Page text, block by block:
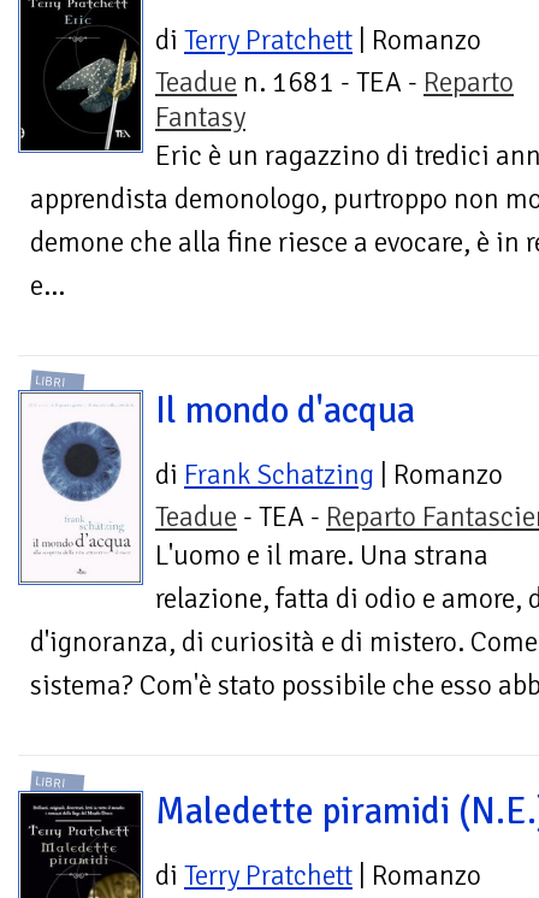
di Terry Pratchett | Romanzo
Teadue n. 1681 - TEA - Reparto
Fantasy
Eric è un ragazzino di tredici
apprendista demonologo, purtroppo non
demone che alla fine riesce a evocare, è
e...
LIBRI
Il mondo d'acqua
di Frank Schatzing | Romanzo
Teadue - TEA - Reparto
L'uomo e il mare. Una strana
relazione, fatta di odio e amore,
d'ignoranza, di curiosità e di mistero.
sistema? Com'è stato possibile che esso
LIBRI
Maledette piramidi
di Terry Pratchett | Romanzo